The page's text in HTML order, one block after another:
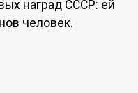
наград СССР: ей
человек.